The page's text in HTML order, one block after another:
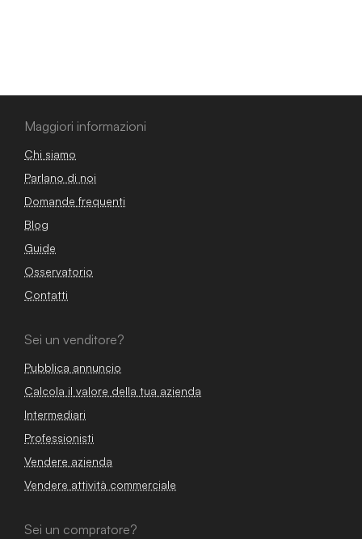
Maggiori informazioni
Chi siamo
Parlano di noi
Domande frequenti
Blog
Guide
Osservatorio
Contatti
Sei un venditore?
Pubblica annuncio
Calcola il valore della tua azienda
Intermediari
Professionisti
Vendere azienda
Vendere attività commerciale
Sei un compratore?